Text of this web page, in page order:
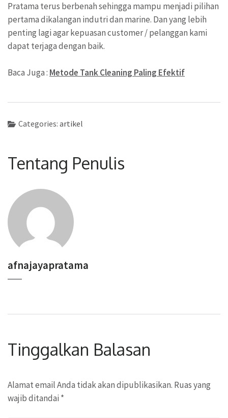
Pratama terus berbenah sehingga mampu menjadi pilihan
pertama dikalangan indutri dan marine. Dan yang lebih
penting lagi agar kepuasan customer / pelanggan kami
dapat terjaga dengan baik.
Baca Juga : Metode Tank Cleaning Paling Efektif
Categories: artikel
Tentang Penulis
afnajayapratama
Tinggalkan Balasan
Alamat email Anda tidak akan dipublikasikan. Ruas yang
wajib ditandai *